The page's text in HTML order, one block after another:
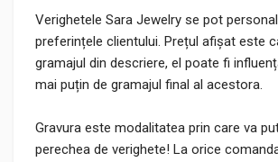
Verighetele Sara Jewelry se pot
preferințele clientului. Prețul afișat este
gramajul din descriere, el poate fi
mai puțin de gramajul final al acestora.
Gravura este modalitatea prin care va
perechea de verighete! La orice